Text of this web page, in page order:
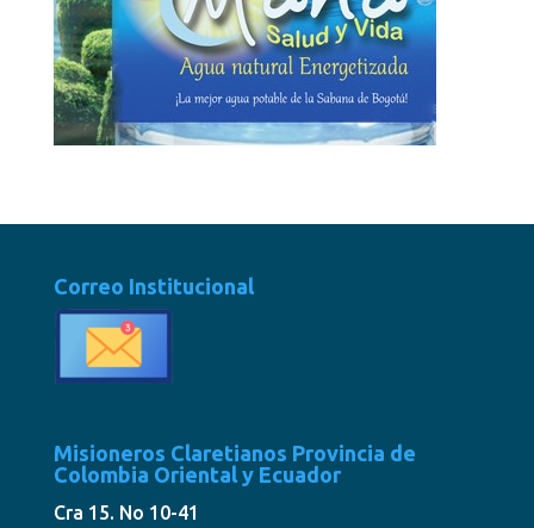
Correo Institucional
Misioneros Claretianos Provincia de
Colombia Oriental y Ecuador
Cra 15. No 10-41